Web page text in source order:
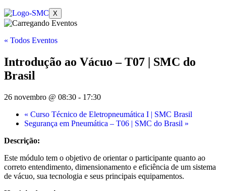
X
« Todos Eventos
Introdução ao Vácuo – T07 | SMC do
Brasil
26 novembro @ 08:30 - 17:30
« Curso Técnico de Eletropneumática I | SMC Brasil
Segurança em Pneumática – T06 | SMC do Brasil »
Descrição:
Este módulo tem o objetivo de orientar o participante quanto ao
correto entendimento, dimensionamento e eficiência de um sistema
de vácuo, sua tecnologia e seus principais equipamentos.